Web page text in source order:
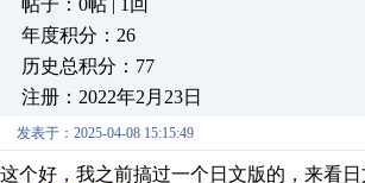
帖子：0帖 | 1回
年度积分：26
历史总积分：77
注册：2022年2月23日
发表于：2025-04-08 15:15:49
这个好，我之前搞过一个日文版的，来看日